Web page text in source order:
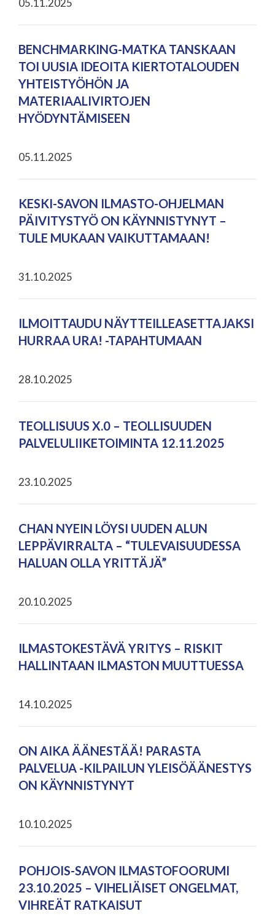
05.11.2025
BENCHMARKING-MATKA TANSKAAN
TOI UUSIA IDEOITA KIERTOTALOUDEN
YHTEISTYÖHÖN JA
MATERIAALIVIRTOJEN
HYÖDYNTÄMISEEN
05.11.2025
KESKI-SAVON ILMASTO-OHJELMAN
PÄIVITYSTYÖ ON KÄYNNISTYNYT –
TULE MUKAAN VAIKUTTAMAAN!
31.10.2025
ILMOITTAUDU NÄYTTEILLEASETTAJAKSI
HURRAA URA! -TAPAHTUMAAN
28.10.2025
TEOLLISUUS X.0 – TEOLLISUUDEN
PALVELULIIKETOIMINTA 12.11.2025
23.10.2025
CHAN NYEIN LÖYSI UUDEN ALUN
LEPPÄVIRRALTA – “TULEVAISUUDESSA
HALUAN OLLA YRITTÄJÄ”
20.10.2025
ILMASTOKESTÄVÄ YRITYS – RISKIT
HALLINTAAN ILMASTON MUUTTUESSA
14.10.2025
ON AIKA ÄÄNESTÄÄ! PARASTA
PALVELUA -KILPAILUN YLEISÖÄÄNESTYS
ON KÄYNNISTYNYT
10.10.2025
POHJOIS-SAVON ILMASTOFOORUMI
23.10.2025 – VIHELIÄISET ONGELMAT,
VIHREÄT RATKAISUT